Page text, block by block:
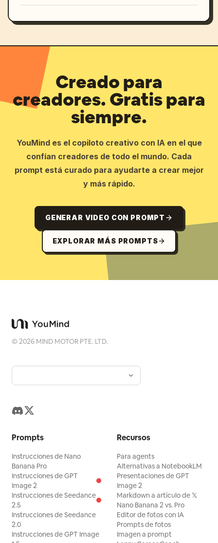
Creado para
creadores. Gratis para
siempre.
YouMind es el copiloto creativo con IA en el que
confían creadores de todo el mundo. Cada
prompt está curado para ayudarte a crear mejor
y más rápido.
GENERAR VIDEO CON PROMPT
EXPLORAR MÁS PROMPTS
©2026 MIND MOTOR PTE. LTD.
Prompts
Instrucciones de Nano
Banana Pro
Instrucciones de GPT
Image 2
Instrucciones de Seedance
2.5
Instrucciones de Seedance
2.0
Instrucciones de GPT Image
Recursos
Para agents
Alternativas a NotebookLM
Presentaciones de GPT
Image 2
Markdown a artículo de 𝕏
Nano Banana 2 vs. Pro
Editor de fotos con IA
Prompts de fotos
Imagen a prompt